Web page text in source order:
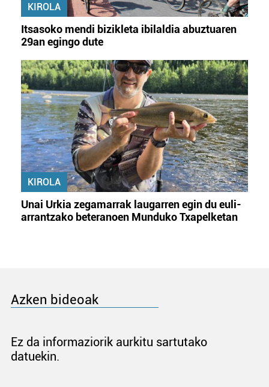
KIROLA
Itsasoko mendi bizikleta ibilaldia abuztuaren
29an egingo dute
KIROLA
Unai Urkia zegamarrak laugarren egin du euli-
arrantzako beteranoen Munduko Txapelketan
Azken bideoak
Ez da informaziorik aurkitu sartutako
datuekin.